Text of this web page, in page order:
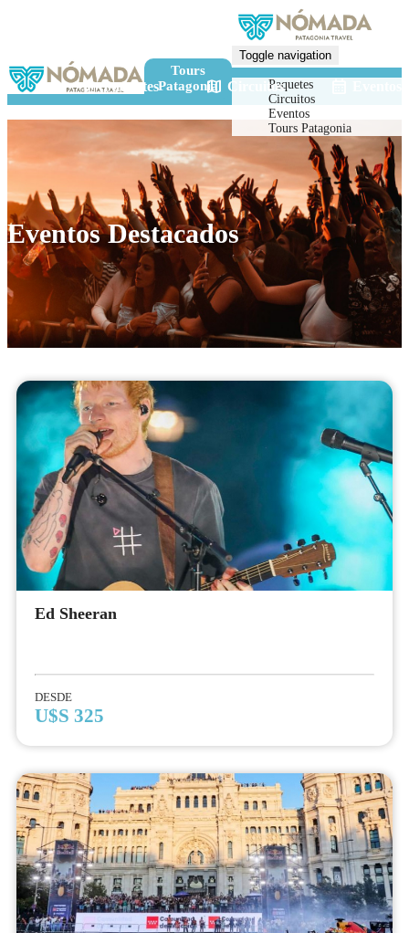
Tours
Patagonia
Toggle navigation
Paquetes
Circuitos
Eventos
Tours Patagonia
luggagePaquetes map Circuitos
Eventos Destacados
Ed Sheeran
DESDE
U$S 325